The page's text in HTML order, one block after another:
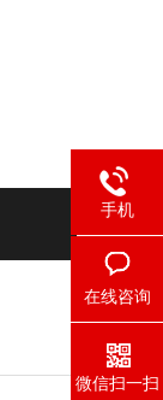
手机
在线咨询
微信扫一扫